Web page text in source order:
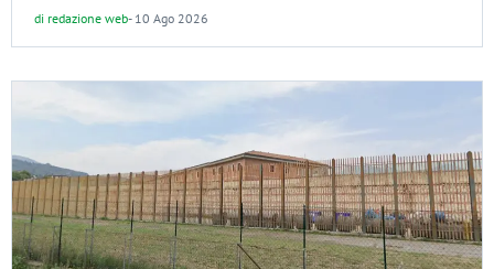
di redazione web- 10 Ago 2026